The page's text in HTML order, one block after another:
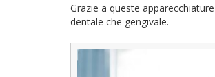
Grazie a queste
dentale che gengivale.